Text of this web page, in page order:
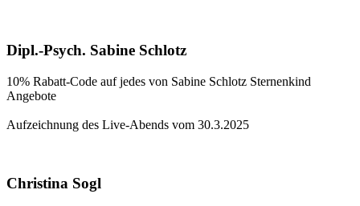
Dipl.-Psych. Sabine Schlotz
10% Rabatt-Code auf jedes von Sabine Schlotz Sternenkind
Angebote
Aufzeichnung des Live-Abends vom 30.3.2025
Christina Sogl